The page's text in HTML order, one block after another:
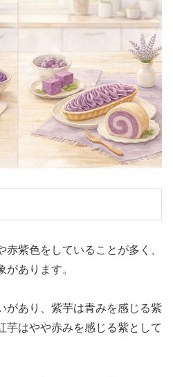
紫色をしていることが多く、
あります。
があり、紫芋は青みを感じる紫
芋はやや赤みを感じる紫として